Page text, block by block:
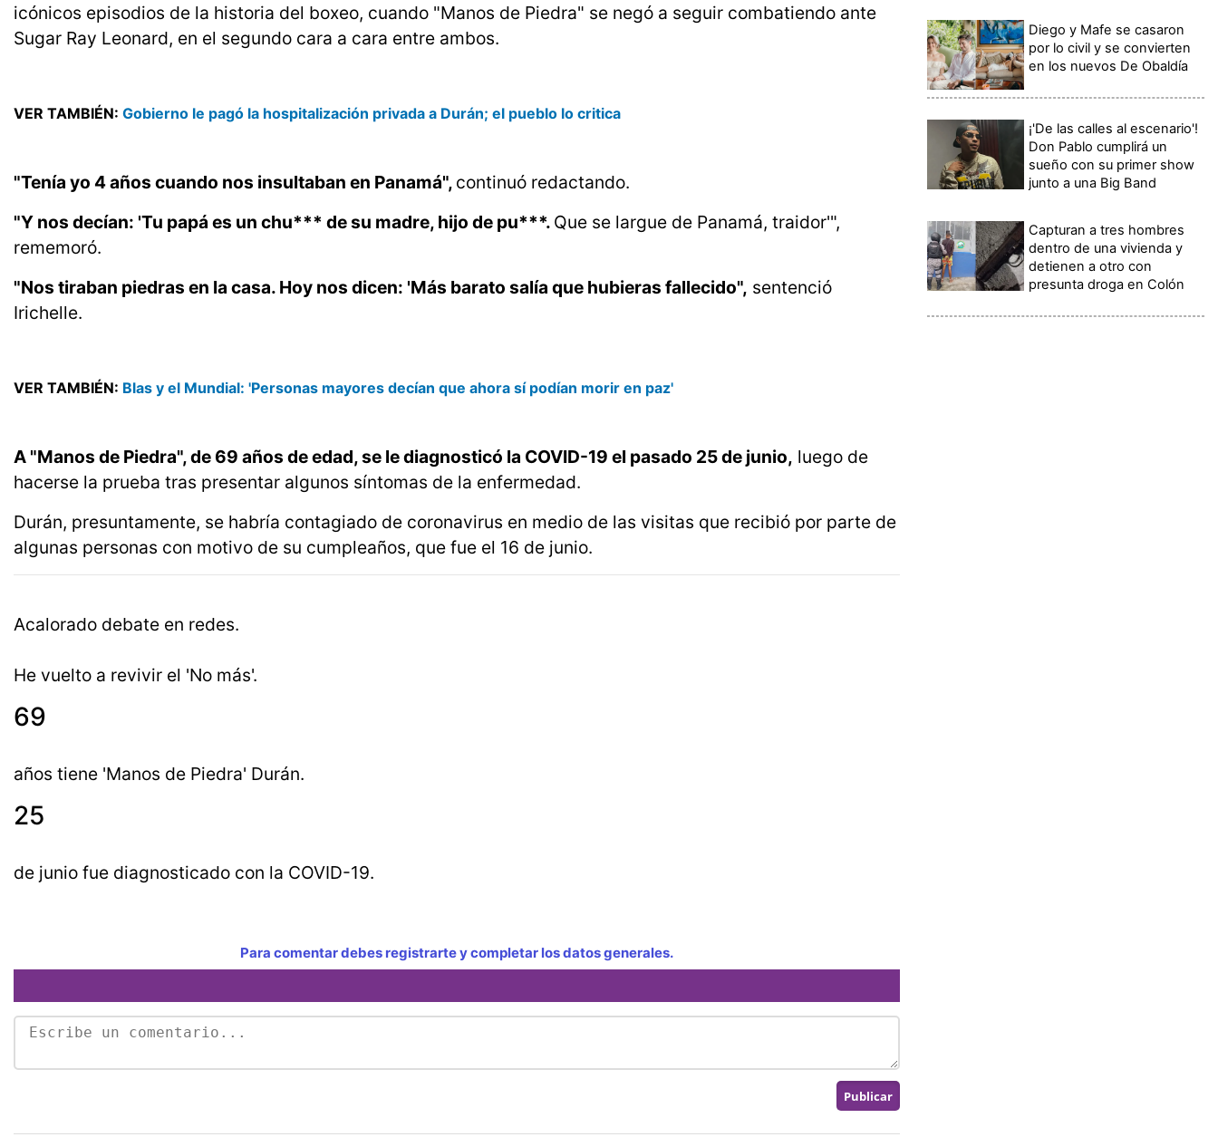
icónicos episodios de la historia del boxeo, cuando "Manos de Piedra" se negó a seguir combatiendo ante
Sugar Ray Leonard, en el segundo cara a cara entre ambos.
VER TAMBIÉN: Gobierno le pagó la hospitalización privada a Durán; el pueblo lo critica
"Tenía yo 4 años cuando nos insultaban en Panamá", continuó redactando.
"Y nos decían: 'Tu papá es un chu*** de su madre, hijo de pu***. Que se largue de Panamá, traidor'",
rememoró.
"Nos tiraban piedras en la casa. Hoy nos dicen: 'Más barato salía que hubieras fallecido", sentenció
Irichelle.
VER TAMBIÉN: Blas y el Mundial: 'Personas mayores decían que ahora sí podían morir en paz'
A "Manos de Piedra", de 69 años de edad, se le diagnosticó la COVID-19 el pasado 25 de junio, luego de
hacerse la prueba tras presentar algunos síntomas de la enfermedad.
Durán, presuntamente, se habría contagiado de coronavirus en medio de las visitas que recibió por parte de
algunas personas con motivo de su cumpleaños, que fue el 16 de junio.
Acalorado debate en redes.
He vuelto a revivir el 'No más'.
69
años tiene 'Manos de Piedra' Durán.
25
de junio fue diagnosticado con la COVID-19.
Para comentar debes registrarte y completar los datos generales.
Diego y Mafe se casaron
por lo civil y se convierten
en los nuevos De Obaldía
¡'De las calles al escenario'!
Don Pablo cumplirá un
sueño con su primer show
junto a una Big Band
Capturan a tres hombres
dentro de una vivienda y
detienen a otro con
presunta droga en Colón